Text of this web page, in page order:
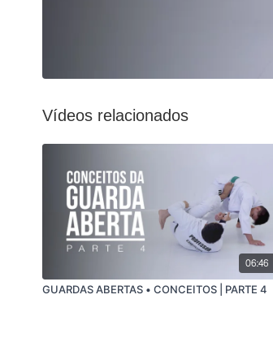
Vídeos relacionados
06:46
GUARDAS ABERTAS • CONCEITOS | PARTE 4